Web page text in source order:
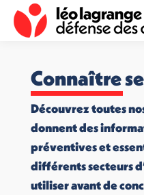
Connaître
Découvrez toutes
donnent des
préventives et
différents secteurs
utiliser avant de